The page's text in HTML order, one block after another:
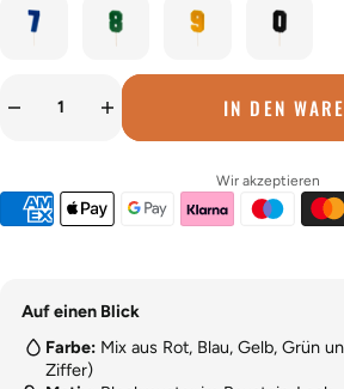
IN DEN
Wir akzeptieren
Auf einen Blick
Farbe: Mix aus Rot, Blau, Gelb, Grün
Ziffer)